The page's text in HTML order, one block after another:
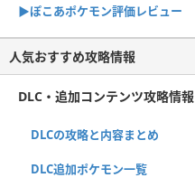
▶︎ぽこあポケモン評価レビュー
人気おすすめ攻略情報
DLC・追加コンテンツ攻略情報
DLCの攻略と内容まとめ
DLC追加ポケモン一覧